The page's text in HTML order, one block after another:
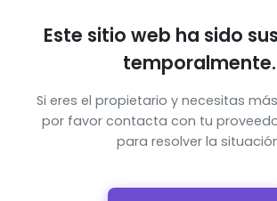
Este sitio web ha sido
temporalmente.
Si eres el propietario y necesitas
por favor contacta con tu
para resolver la